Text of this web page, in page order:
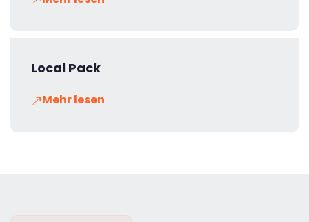
Local Pack
Mehr lesen